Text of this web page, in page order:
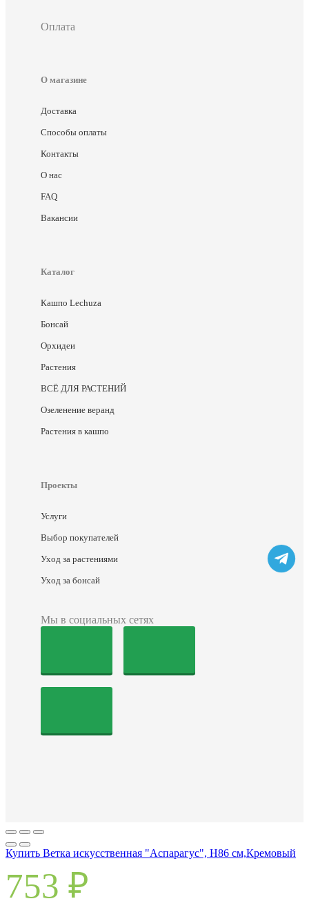
Оплата
О магазине
Доставка
Способы оплаты
Контакты
О нас
FAQ
Вакансии
Каталог
Кашпо Lechuza
Бонсай
Орхидеи
Растения
ВСЁ ДЛЯ РАСТЕНИЙ
Озеленение веранд
Растения в кашпо
Проекты
Услуги
Выбор покупателей
Уход за растениями
Уход за бонсай
Мы в социальных сетях
Купить Ветка искусственная "Аспарагус", Н86 см,Кремовый
753 ₽